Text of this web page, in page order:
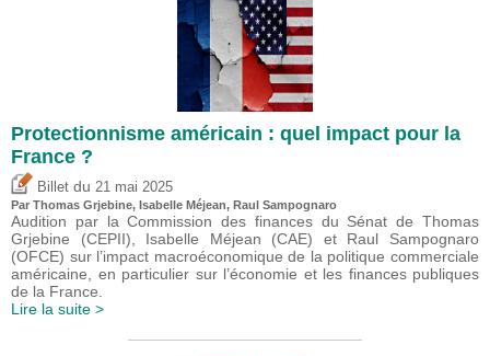
Protectionnisme américain : quel impact pour la
France ?
Billet du 21 mai 2025
Par Thomas Grjebine, Isabelle Méjean, Raul Sampognaro
Audition par la Commission des finances du Sénat de Thomas
Grjebine (CEPII), Isabelle Méjean (CAE) et Raul Sampognaro
(OFCE) sur l’impact macroéconomique de la politique commerciale
américaine, en particulier sur l’économie et les finances publiques
de la France.
Lire la suite >